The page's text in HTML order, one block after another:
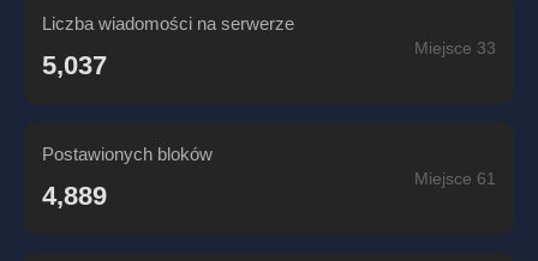
Liczba wiadomości na serwerze
5,037
Miejsce 33
Postawionych bloków
4,889
Miejsce 61